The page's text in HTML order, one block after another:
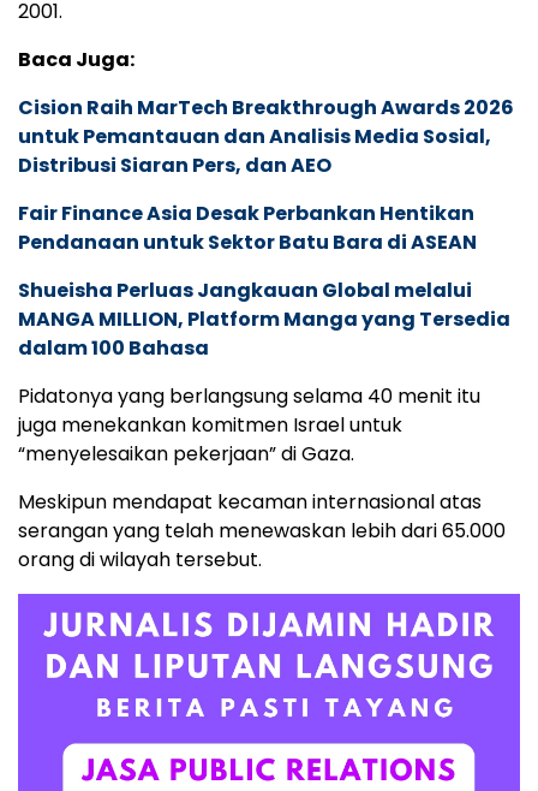
2001.
Baca Juga:
Cision Raih MarTech Breakthrough Awards 2026
untuk Pemantauan dan Analisis Media Sosial,
Distribusi Siaran Pers, dan AEO
Fair Finance Asia Desak Perbankan Hentikan
Pendanaan untuk Sektor Batu Bara di ASEAN
Shueisha Perluas Jangkauan Global melalui
MANGA MILLION, Platform Manga yang Tersedia
dalam 100 Bahasa
Pidatonya yang berlangsung selama 40 menit itu
juga menekankan komitmen Israel untuk
“menyelesaikan pekerjaan” di Gaza.
Meskipun mendapat kecaman internasional atas
serangan yang telah menewaskan lebih dari 65.000
orang di wilayah tersebut.